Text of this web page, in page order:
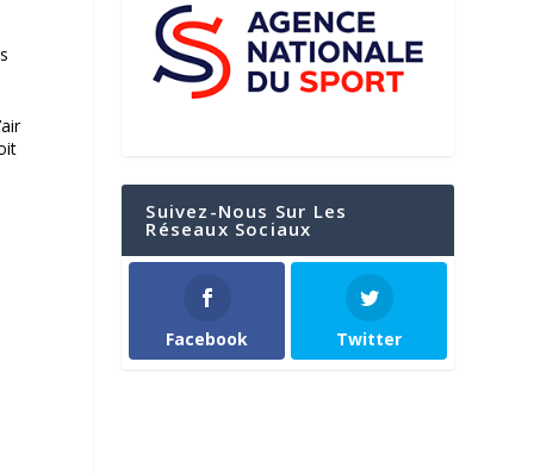
Suivez-Nous Sur Les
Réseaux Sociaux
Facebook Twitter